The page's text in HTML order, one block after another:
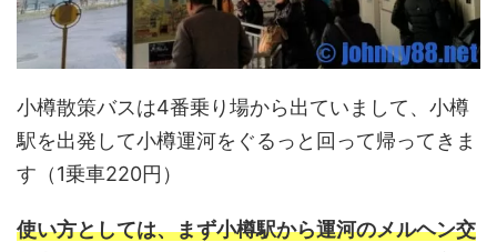
小樽散策バスは4番乗り場から出ていまして、小樽
駅を出発して小樽運河をぐるっと回って帰ってきま
す（1乗車220円）
使い方としては、まず小樽駅から運河のメルヘン交